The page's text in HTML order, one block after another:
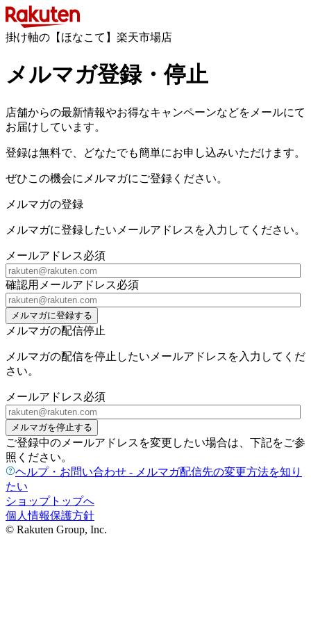
掛け軸の【ほなこて】楽天市場店
メルマガ登録・停止
店舗からの最新情報やお得なキャンペーンなどをメールにて
お届けしています。
登録は無料で、どなたでも簡単にお申し込みいただけます。
ぜひこの機会にメルマガにご登録ください。
メルマガの登録
メルマガに登録したいメールアドレスを入力してください。
メールアドレス必須
確認用メールアドレス必須
メルマガに登録する
メルマガの配信停止
メルマガの配信を停止したいメールアドレスを入力してくだ
さい。
メールアドレス必須
メルマガを停止する
ご登録中のメールアドレスを変更したい場合は、下記をご参
照ください。
ヘルプ・お問い合わせ - メルマガ配信先の変更方法を知り
たい
ショップトップへ
個人情報保護方針
© Rakuten Group, Inc.